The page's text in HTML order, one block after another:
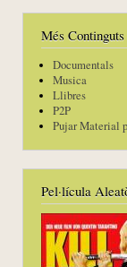
Més Continguts
Documentals
Musica
Llibres
P2P
Pujar Material
Pel·lícula